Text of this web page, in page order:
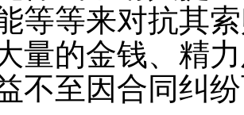
等等来对抗其
量的金钱、精
不至因合同纠